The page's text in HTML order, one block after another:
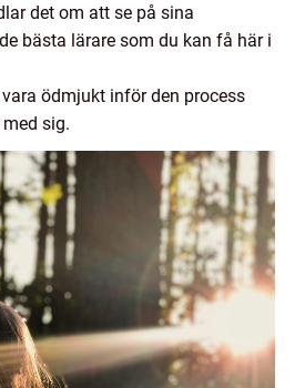
det om att se på sina
bästa lärare som du kan få här i
ödmjukt inför den process
sig.